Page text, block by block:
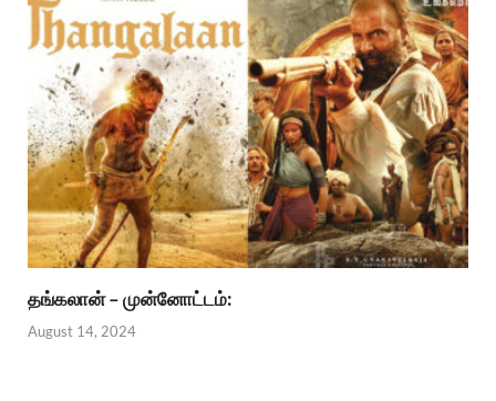
தங்கலான் – முன்னோட்டம்:
August 14, 2024